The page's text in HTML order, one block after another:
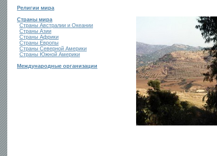
Религии мира
Страны мира
Страны Австралии и Океании
Страны Азии
Страны Африки
Страны Европы
Страны Северной Америки
Страны Южной Америки
Международные организации